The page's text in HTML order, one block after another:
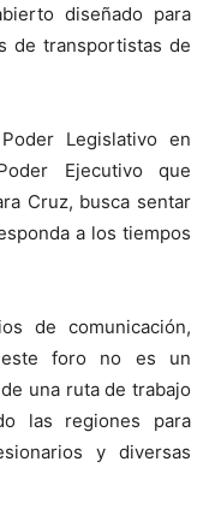
diseñado para
de transportistas de
Legislativo en
Ejecutivo que
Cruz, busca sentar
a los tiempos
de comunicación,
este foro no es un
una ruta de trabajo
las regiones para
y diversas